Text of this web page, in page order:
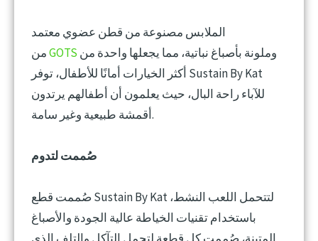
الملابس مصنوعة من قطن عضوي معتمد
GOTS وملونة بأصباغ نباتية، مما يجعلها واحدة من
أكثر الخيارات أمانًا للأطفال، توفر Sustain By Kat
للآباء راحة البال، حيث يعلمون أن أطفالهم يرتدون
أقمشة طبيعية وغير سامة.
صُممت لتدوم
صُممت قطع Sustain By Kat لتتحمل اللعب النشط،
باستخدام تقنيات الخياطة عالية الجودة والأصباغ